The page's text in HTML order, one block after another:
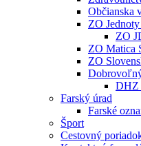
Občianska
ZO
ZO
ZO Matica
ZO
DHZ
Farský úrad
Farské
Šport
Cestovný